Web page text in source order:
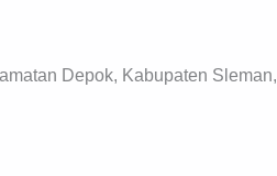
Depok, Kabupaten Sleman,